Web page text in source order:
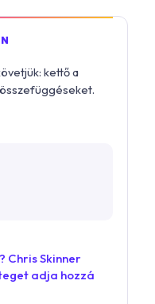
kettő a
Chris Skinner
adja hozzá